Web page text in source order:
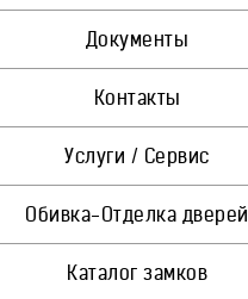
Документы
Контакты
Услуги / Сервис
Обивка-Отделка дверей
Каталог замков